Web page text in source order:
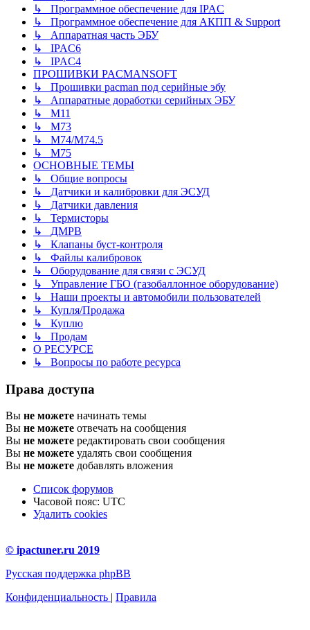
↳ Программное обеспечение для IPAC
↳ Программное обеспечение для АКПП & Support
↳ Аппаратная часть ЭБУ
↳ IPAC6
↳ IPAC4
ПРОШИВКИ PACMANSOFT
↳ Прошивки pacman под серийные эбу
↳ Аппаратные доработки серийных ЭБУ
↳ M11
↳ М73
↳ М74/М74.5
↳ M75
ОСНОВНЫЕ ТЕМЫ
↳ Общие вопросы
↳ Датчики и калибровки для ЭСУД
↳ Датчики давления
↳ Термисторы
↳ ДМРВ
↳ Клапаны буст-контроля
↳ Файлы калибровок
↳ Оборудование для связи с ЭСУД
↳ Управление ГБО (газобаллонное оборудование)
↳ Наши проекты и автомобили пользователей
↳ Купля/Продажа
↳ Куплю
↳ Продам
О РЕСУРСЕ
↳ Вопросы по работе ресурса
Права доступа
Вы не можете начинать темы
Вы не можете отвечать на сообщения
Вы не можете редактировать свои сообщения
Вы не можете удалять свои сообщения
Вы не можете добавлять вложения
Список форумов
Часовой пояс: UTC
Удалить cookies
© ipactuner.ru 2019
Русская поддержка phpBB
Конфиденциальность
Правила